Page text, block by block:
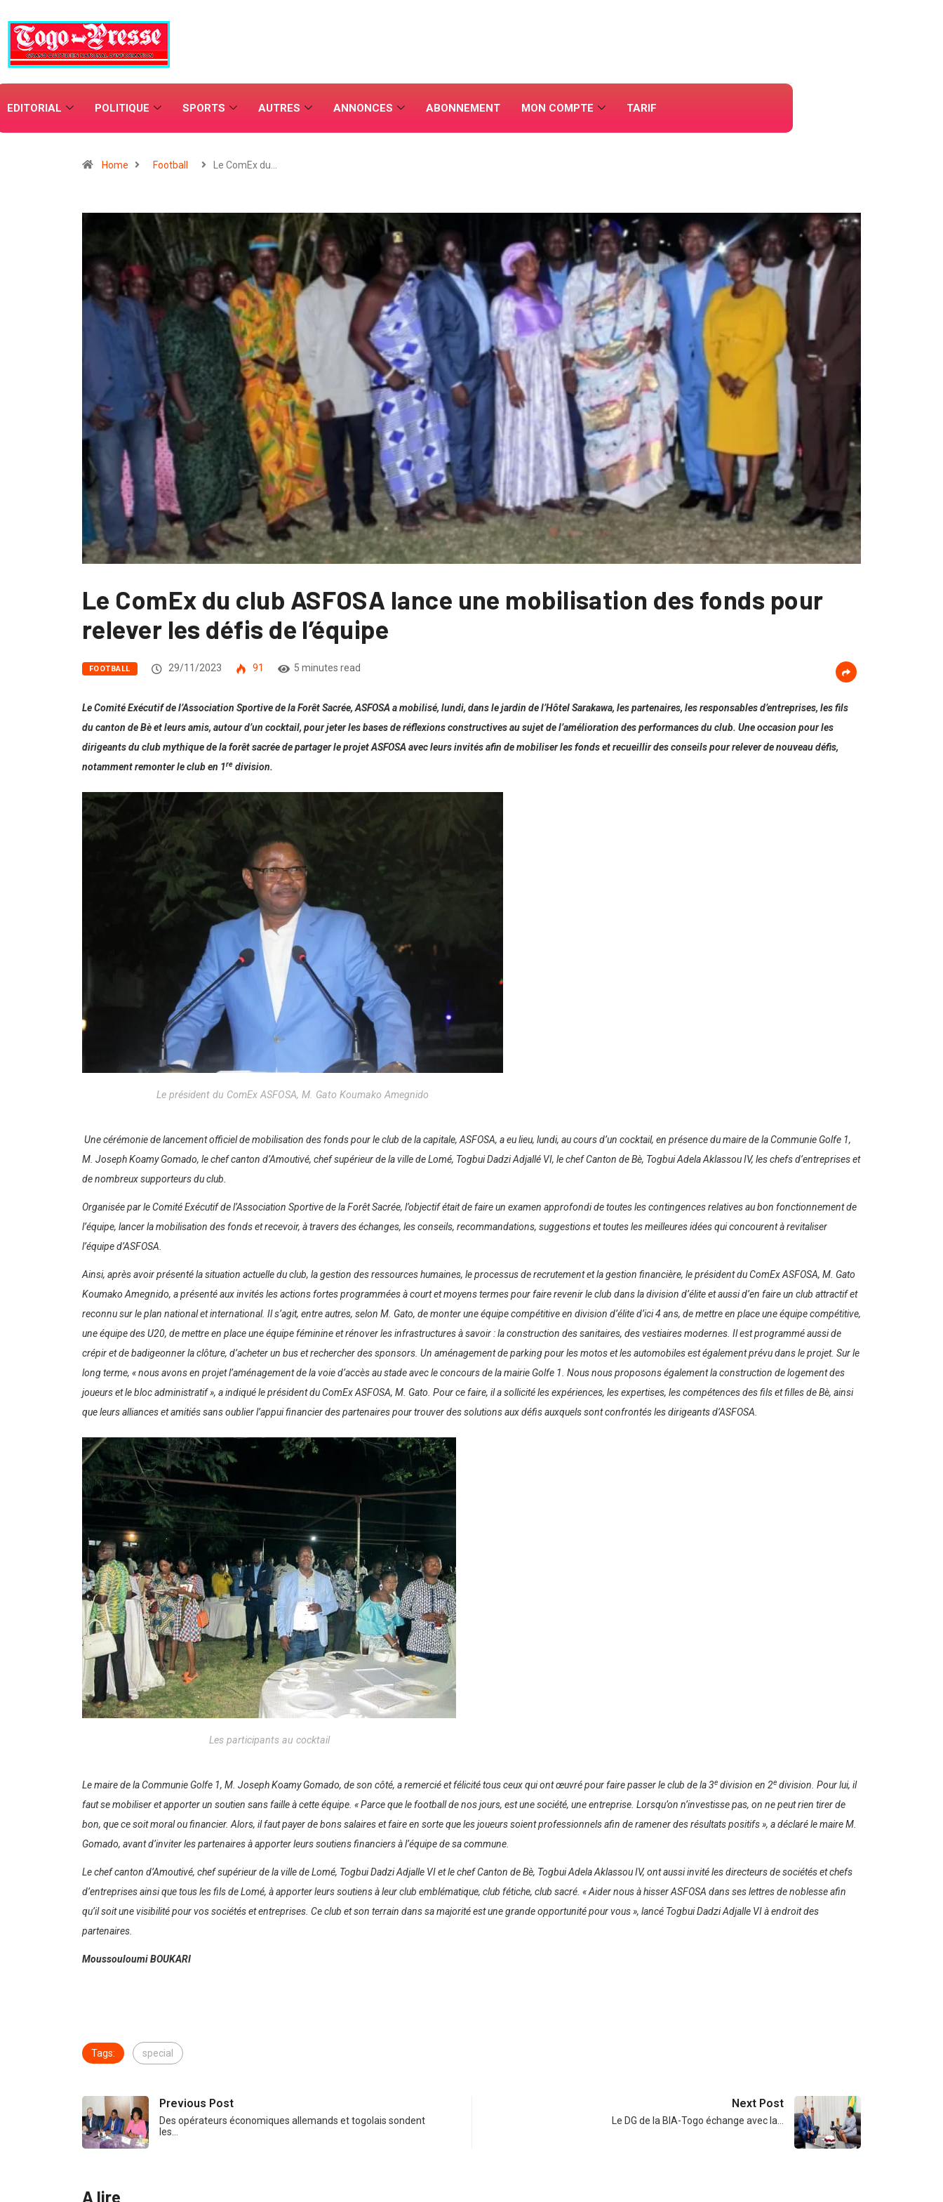
EDITORIAL POLITIQUE SPORTS AUTRES ANNONCES ABONNEMENT MON COMPTE TARIF
Home Football Le ComEx du…
Le ComEx du club ASFOSA lance une mobilisation des fonds pour
relever les défis de l’équipe
FOOTBALL 29/11/2023 91 5 minutes read
Le Comité Exécutif de l’Association Sportive de la Forêt Sacrée, ASFOSA a mobilisé, lundi, dans le jardin de l’Hôtel Sarakawa, les partenaires, les responsables d’entreprises, les fils
du canton de Bè et leurs amis, autour d’un cocktail, pour jeter les bases de réflexions constructives au sujet de l’amélioration des performances du club. Une occasion pour les
dirigeants du club mythique de la forêt sacrée de partager le projet ASFOSA avec leurs invités afin de mobiliser les fonds et recueillir des conseils pour relever de nouveau défis,
notamment remonter le club en 1re division.
Le président du ComEx ASFOSA, M. Gato Koumako Amegnido
Une cérémonie de lancement officiel de mobilisation des fonds pour le club de la capitale, ASFOSA, a eu lieu, lundi, au cours d’un cocktail, en présence du maire de la Communie Golfe 1,
M. Joseph Koamy Gomado, le chef canton d’Amoutivé, chef supérieur de la ville de Lomé, Togbui Dadzi Adjallé VI, le chef Canton de Bè, Togbui Adela Aklassou IV, les chefs d’entreprises et
de nombreux supporteurs du club.
Organisée par le Comité Exécutif de l’Association Sportive de la Forêt Sacrée, l’objectif était de faire un examen approfondi de toutes les contingences relatives au bon fonctionnement de
l’équipe, lancer la mobilisation des fonds et recevoir, à travers des échanges, les conseils, recommandations, suggestions et toutes les meilleures idées qui concourent à revitaliser
l’équipe d’ASFOSA.
Ainsi, après avoir présenté la situation actuelle du club, la gestion des ressources humaines, le processus de recrutement et la gestion financière, le président du ComEx ASFOSA, M. Gato
Koumako Amegnido, a présenté aux invités les actions fortes programmées à court et moyens termes pour faire revenir le club dans la division d’élite et aussi d’en faire un club attractif et
reconnu sur le plan national et international. Il s’agit, entre autres, selon M. Gato, de monter une équipe compétitive en division d’élite d’ici 4 ans, de mettre en place une équipe compétitive,
une équipe des U20, de mettre en place une équipe féminine et rénover les infrastructures à savoir : la construction des sanitaires, des vestiaires modernes. Il est programmé aussi de
crépir et de badigeonner la clôture, d’acheter un bus et rechercher des sponsors. Un aménagement de parking pour les motos et les automobiles est également prévu dans le projet. Sur le
long terme, « nous avons en projet l’aménagement de la voie d’accès au stade avec le concours de la mairie Golfe 1. Nous nous proposons également la construction de logement des
joueurs et le bloc administratif », a indiqué le président du ComEx ASFOSA, M. Gato. Pour ce faire, il a sollicité les expériences, les expertises, les compétences des fils et filles de Bè, ainsi
que leurs alliances et amitiés sans oublier l’appui financier des partenaires pour trouver des solutions aux défis auxquels sont confrontés les dirigeants d’ASFOSA.
Les participants au cocktail
Le maire de la Communie Golfe 1, M. Joseph Koamy Gomado, de son côté, a remercié et félicité tous ceux qui ont œuvré pour faire passer le club de la 3e division en 2e division. Pour lui, il
faut se mobiliser et apporter un soutien sans faille à cette équipe. « Parce que le football de nos jours, est une société, une entreprise. Lorsqu’on n’investisse pas, on ne peut rien tirer de
bon, que ce soit moral ou financier. Alors, il faut payer de bons salaires et faire en sorte que les joueurs soient professionnels afin de ramener des résultats positifs », a déclaré le maire M.
Gomado, avant d’inviter les partenaires à apporter leurs soutiens financiers à l’équipe de sa commune.
Le chef canton d’Amoutivé, chef supérieur de la ville de Lomé, Togbui Dadzi Adjalle VI et le chef Canton de Bè, Togbui Adela Aklassou IV, ont aussi invité les directeurs de sociétés et chefs
d’entreprises ainsi que tous les fils de Lomé, à apporter leurs soutiens à leur club emblématique, club fétiche, club sacré. « Aider nous à hisser ASFOSA dans ses lettres de noblesse afin
qu’il soit une visibilité pour vos sociétés et entreprises. Ce club et son terrain dans sa majorité est une grande opportunité pour vous», lancé Togbui Dadzi Adjalle VI à endroit des
partenaires.
Moussouloumi BOUKARI
Tags: special
Previous Post
Des opérateurs économiques allemands et togolais sondent
les…
Next Post
Le DG de la BIA-Togo échange avec la…
A lire